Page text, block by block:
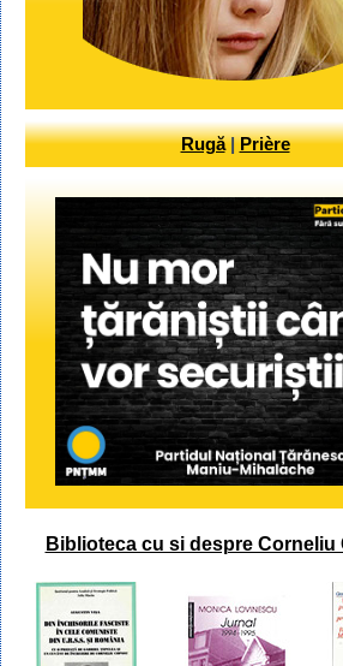
Rugă|Prière
Biblioteca cu si despre Corneliu